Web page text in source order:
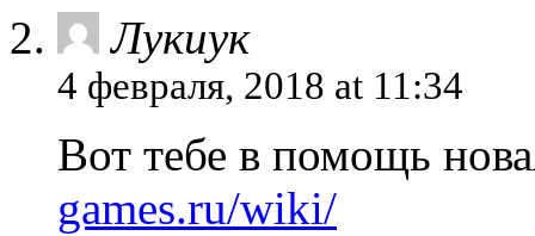
Лукиук
4 февраля, 2018 at 11:34
Вот тебе в помощь
games.ru/wiki/